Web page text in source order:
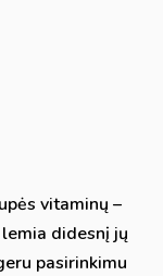
vitaminų –
didesnį jų
pasirinkimu